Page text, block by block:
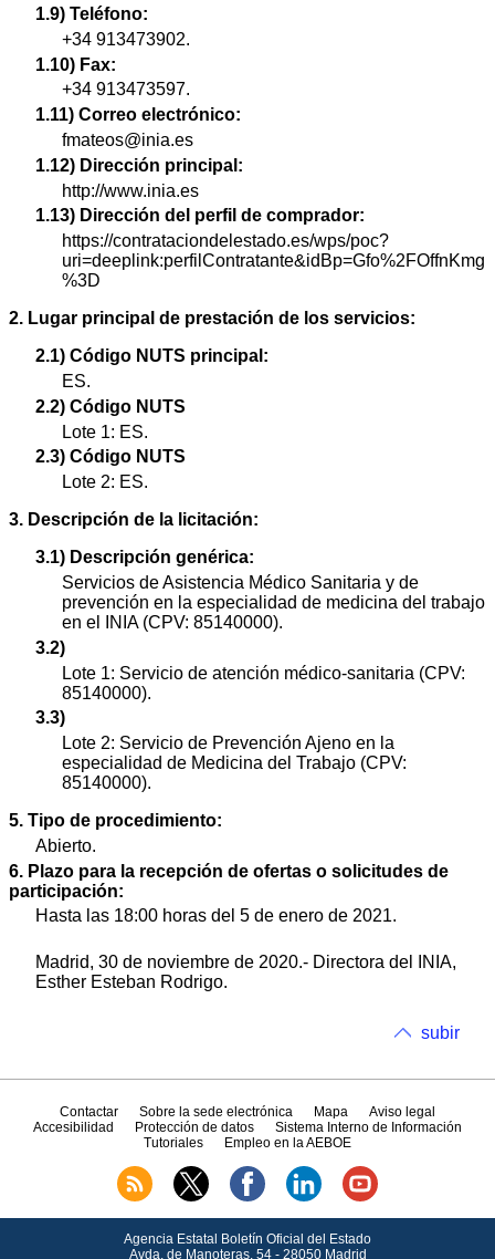
1.9) Teléfono:
+34 913473902.
1.10) Fax:
+34 913473597.
1.11) Correo electrónico:
fmateos@inia.es
1.12) Dirección principal:
http://www.inia.es
1.13) Dirección del perfil de comprador:
https://contrataciondelestado.es/wps/poc?
uri=deeplink:perfilContratante&idBp=Gfo%2FOffnKmg
%3D
2. Lugar principal de prestación de los servicios:
2.1) Código NUTS principal:
ES.
2.2) Código NUTS
Lote 1: ES.
2.3) Código NUTS
Lote 2: ES.
3. Descripción de la licitación:
3.1) Descripción genérica:
Servicios de Asistencia Médico Sanitaria y de
prevención en la especialidad de medicina del trabajo
en el INIA (CPV: 85140000).
3.2)
Lote 1: Servicio de atención médico-sanitaria (CPV:
85140000).
3.3)
Lote 2: Servicio de Prevención Ajeno en la
especialidad de Medicina del Trabajo (CPV:
85140000).
5. Tipo de procedimiento:
Abierto.
6. Plazo para la recepción de ofertas o solicitudes de
participación:
Hasta las 18:00 horas del 5 de enero de 2021.
Madrid, 30 de noviembre de 2020.- Directora del INIA,
Esther Esteban Rodrigo.
subir
Contactar Sobre la sede electrónica Mapa
Aviso legal
Accesibilidad
Protección de datos
Sistema Interno de Información
Tutoriales
Empleo en la AEBOE
Agencia Estatal Boletín Oficial del Estado
Avda.de Manoteras, 54 - 28050 Madrid